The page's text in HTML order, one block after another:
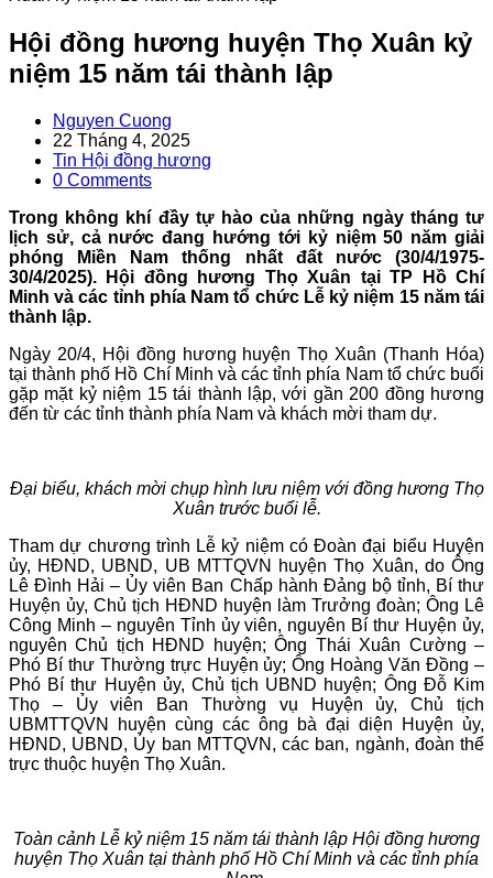
Hội đồng hương huyện Thọ Xuân kỷ
niệm 15 năm tái thành lập
Post
author:
Nguyen Cuong
Post
published:
22 Tháng 4, 2025
Post
category:
Tin Hội đồng hương
Post
0 Comments
Trong không khí đầy tự hào của những ngày tháng tư
lịch sử, cả nước đang hướng tới kỷ niệm 50 năm giải
phóng Miền Nam thống nhất đất nước (30/4/1975-
30/4/2025). Hội đồng hương Thọ Xuân tại TP Hồ Chí
Minh và các tỉnh phía Nam tổ chức Lễ kỷ niệm 15 năm tái
thành lập.
Ngày 20/4, Hội đồng hương huyện Thọ Xuân (Thanh Hóa)
tại thành phố Hồ Chí Minh và các tỉnh phía Nam tổ chức buổi
gặp mặt kỷ niệm 15 tái thành lập, với gần 200 đồng hương
đến từ các tỉnh thành phía Nam và khách mời tham dự.
Đại biểu, khách mời chụp hình lưu niệm với đồng hương Thọ
Xuân trước buổi lễ.
Tham dự chương trình Lễ kỷ niệm có Đoàn đại biểu Huyện
ủy, HĐND, UBND, UB MTTQVN huyện Thọ Xuân, do Ông
Lê Đình Hải – Ủy viên Ban Chấp hành Đảng bộ tỉnh, Bí thư
Huyện ủy, Chủ tịch HĐND huyện làm Trưởng đoàn; Ông Lê
Công Minh – nguyên Tỉnh ủy viên, nguyên Bí thư Huyện ủy,
nguyên Chủ tịch HĐND huyện; Ông Thái Xuân Cường –
Phó Bí thư Thường trực Huyện ủy; Ông Hoàng Văn Đồng –
Phó Bí thư Huyện ủy, Chủ tịch UBND huyện; Ông Đỗ Kim
Thọ – Ủy viên Ban Thường vụ Huyện ủy, Chủ tịch
UBMTTQVN huyện cùng các ông bà đại diện Huyện ủy,
HĐND, UBND, Ủy ban MTTQVN, các ban, ngành, đoàn thể
trực thuộc huyện Thọ Xuân.
Toàn cảnh Lễ kỷ niệm 15 năm tái thành lập Hội đồng hương
huyện Thọ Xuân tại thành phố Hồ Chí Minh và các tỉnh phía